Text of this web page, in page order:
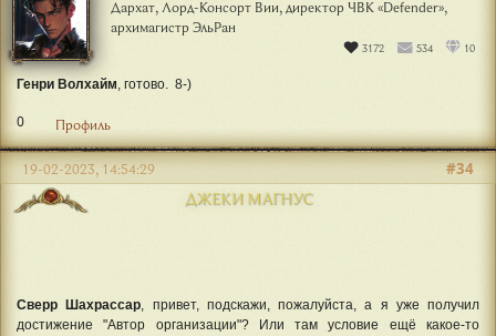
Дархат, Лорд-Консорт Вии, директор ЧВК «Defender»,
архимагистр ЭльРан
3172 534 10
Генри Волхайм, готово. 8-)
0 Профиль
ДЖЕКИ МАГНУС
#34
19-02-2023, 14:54:29
Сверр Шахрассар, привет, подскажи, пожалуйста, а я уже получил
достижение "Автор организации"? Или там условие ещё какое-то